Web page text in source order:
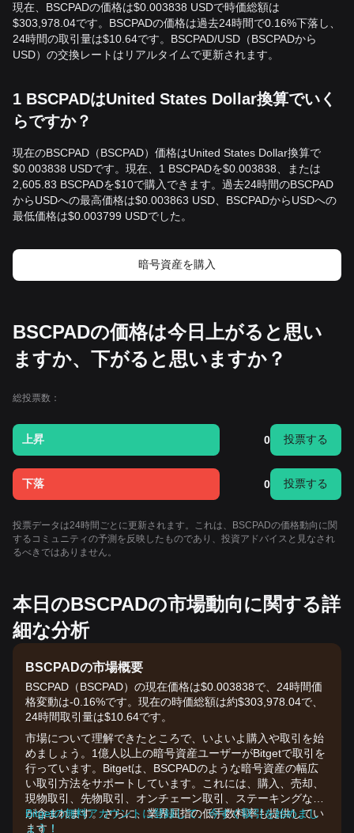
現在、BSCPADの価格は$0.003838 USDで時価総額は
$303,978.04です。BSCPADの価格は過去24時間で0.16%下落し、
24時間の取引量は$10.64です。BSCPAD/USD（BSCPADから
USD）の交換レートはリアルタイムで更新されます。
1 BSCPADはUnited States Dollar換算でいく
らですか？
現在のBSCPAD（BSCPAD）価格はUnited States Dollar換算で
$0.003838 USDです。現在、1 BSCPADを$0.003838、または
2,605.83 BSCPADを$10で購入できます。過去24時間のBSCPAD
からUSDへの最高価格は$0.003863 USD、BSCPADからUSDへの
最低価格は$0.003799 USDでした。
暗号資産を購入
BSCPADの価格は今日上がると思い
ますか、下がると思いますか？
総投票数：
上昇 0 投票する
下落 0 投票する
投票データは24時間ごとに更新されます。これは、BSCPADの価格動向に関
するコミュニティの予測を反映したものであり、投資アドバイスと見なされ
るべきではありません。
本日のBSCPADの市場動向に関する詳
細な分析
BSCPADの市場概要
BSCPAD（BSCPAD）の現在価格は$0.003838で、24時間価
格変動は-0.16%です。現在の時価総額は約$303,978.04で、
24時間取引量は$10.64です。
市場について理解できたところで、いよいよ購入や取引を始
めましょう。1億人以上の暗号資産ユーザーがBitgetで取引を
行っています。Bitgetは、BSCPADのような暗号資産の幅広
い取引方法をサポートしています。これには、購入、売却、
現物取引、先物取引、オンチェーン取引、ステーキングなど
が含まれます。さらに、業界屈指の低手数料率も提供してい
ます！
Bitgetの無料アカウントに登録して、今すぐ取引を始めまし
ょう！